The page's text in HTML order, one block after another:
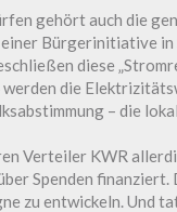
gehört auch die
Bürgerinitiative in
diese
die
– die
Verteiler KWR
Spenden
zu entwickeln. Und